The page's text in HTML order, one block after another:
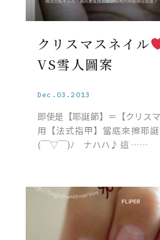
クリスマスネイル
VS雪人圖案
Dec.03.2013
即使是【耶誕節】＝【クリス
用【法式指甲】當底來擦耶
(￣▽￣)ﾉ ナハハ♪ 這 ……